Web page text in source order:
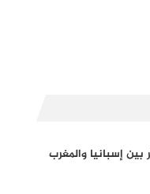
إسبانيا والمغرب